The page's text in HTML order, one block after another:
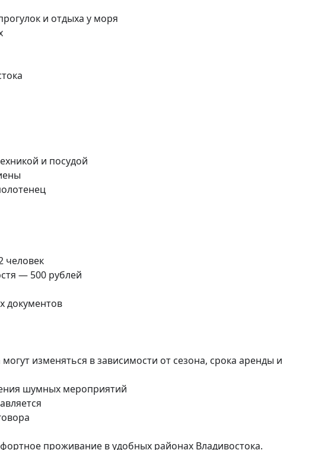
и отдыха у моря
и посудой
человек
— 500 рублей
документов
изменяться в зависимости от сезона, срока аренды и
шумных мероприятий
проживание в удобных районах Владивостока.